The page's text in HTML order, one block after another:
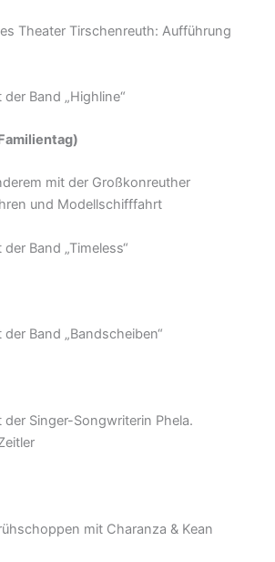
Theater Tirschenreuth: Aufführung
Band „Highline“
mit der Großkonreuther
und Modellschifffahrt
Band „Timeless“
Band „Bandscheiben“
Singer-Songwriterin Phela.
mit Charanza & Kean